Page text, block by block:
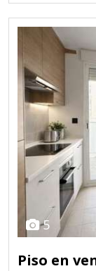
5
Piso en